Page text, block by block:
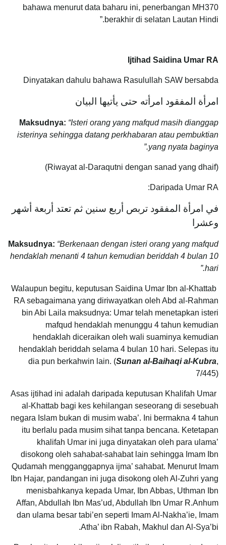
bahawa menurut data baharu ini, penerbangan MH370
berakhir di selatan Lautan Hindi.”
Ijtihad Saidina Umar RA
Dinyatakan dahulu bahawa Rasulullah SAW bersabda
امرأة المفقود امرأته حتى يأتيها البيان
Maksudnya: “Isteri orang yang mafqud masih dianggap
isterinya sehingga datang perkhabaran atau pembuktian
yang nyata baginya.”
(Riwayat al-Daraqutni dengan sanad yang dhaif)
Daripada Umar RA:
في امرأة المفقود تربص أربع سنين ثم تعتد أربعة أشهر
وعشرا
Maksudnya: “Berkenaan dengan isteri orang yang mafqud
hendaklah menanti 4 tahun kemudian beriddah 4 bulan 10
hari.”
Walaupun begitu, keputusan Saidina Umar Ibn al-Khattab
RA sebagaimana yang diriwayatkan oleh Abd al-Rahman
bin Abi Laila maksudnya: Umar telah menetapkan isteri
mafqud hendaklah menunggu 4 tahun kemudian
hendaklah diceraikan oleh wali suaminya kemudian
hendaklah beriddah selama 4 bulan 10 hari. Selepas itu
dia pun berkahwin lain. (Sunan al-Baihaqi al-Kubra,
7/445)
Asas ijtihad ini adalah daripada keputusan Khalifah Umar
al-Khattab bagi kes kehilangan seseorang di sesebuah
negara Islam bukan di musim waba’. Ini bermakna 4 tahun
itu berlalu pada musim sihat tanpa bencana. Ketetapan
khalifah Umar ini juga dinyatakan oleh para ulama’
disokong oleh sahabat-sahabat lain sehingga Imam Ibn
Qudamah mengganggapnya ijma’ sahabat. Menurut Imam
Ibn Hajar, pandangan ini juga disokong oleh Al-Zuhri yang
menisbahkanya kepada Umar, Ibn Abbas, Uthman Ibn
Affan, Abdullah Ibn Mas’ud, Abdullah Ibn Umar R.Anhum
dan ulama besar tabi’en seperti Imam Al-Nakha’ie, Imam
Atha’ ibn Rabah, Makhul dan Al-Sya’bi.